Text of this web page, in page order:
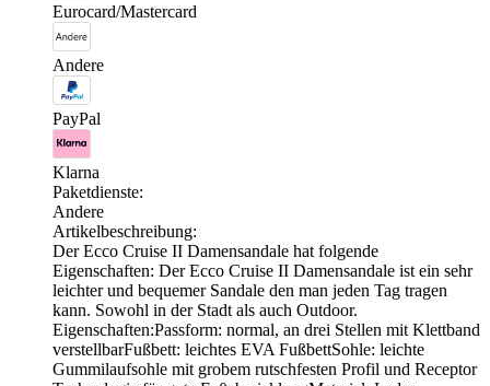
Eurocard/Mastercard
Andere
PayPal
Klarna
Paketdienste:
Andere
Artikelbeschreibung:
Der Ecco Cruise II Damensandale hat folgende
Eigenschaften: Der Ecco Cruise II Damensandale ist ein sehr
leichter und bequemer Sandale den man jeden Tag tragen
kann. Sowohl in der Stadt als auch Outdoor.
Eigenschaften:Passform: normal, an drei Stellen mit Klettband
verstellbarFußbett: leichtes EVA FußbettSohle: leichte
Gummilaufsohle mit grobem rutschfesten Profil und Receptor